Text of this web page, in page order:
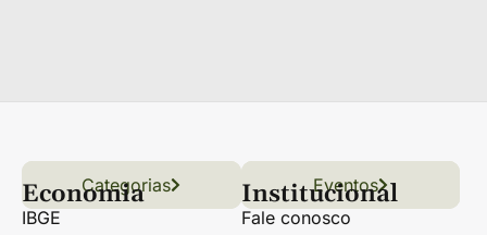
Links úteis
Conteúdo Grãos
Florestas Hortifrúti
Categorias Eventos
Economia
IBGE
Institucional
Fale conosco